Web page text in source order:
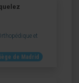
et
de Madrid